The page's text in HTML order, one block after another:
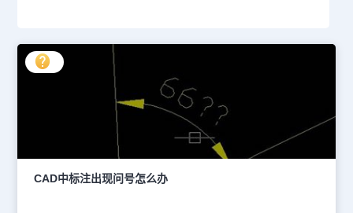
CAD中标注出现问号怎么办